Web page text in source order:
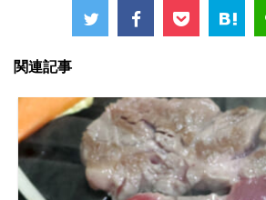
関連記事